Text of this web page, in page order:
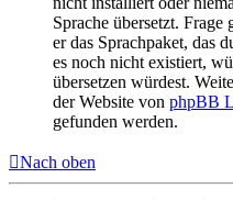
Sprache übersetzt.
er das Sprachpaket, das
es noch nicht existiert,
übersetzen würdest.
der Website von phpBB
gefunden werden.
Nach oben